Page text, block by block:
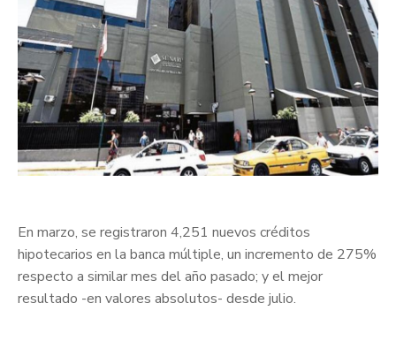
En marzo, se registraron 4,251 nuevos créditos
hipotecarios en la banca múltiple, un incremento de 275%
respecto a similar mes del año pasado; y el mejor
resultado -en valores absolutos- desde julio.